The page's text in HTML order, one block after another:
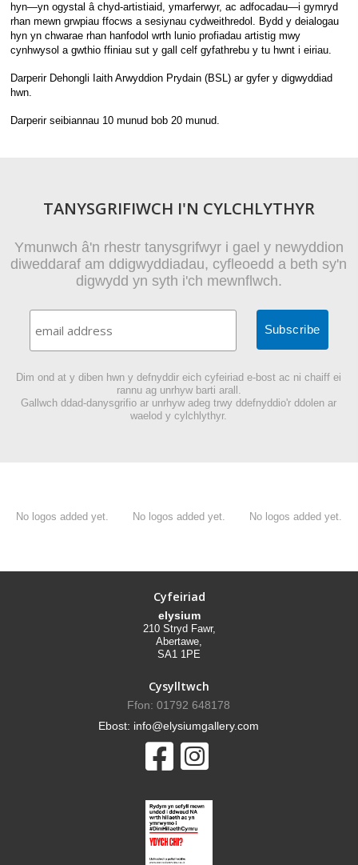
hyn—yn ogystal â chyd-artistiaid, ymarferwyr, ac adfocadau—i gymryd
rhan mewn grwpiau ffocws a sesiynau cydweithredol. Bydd y deialogau
hyn yn chwarae rhan hanfodol wrth lunio profiadau artistig mwy
cynhwysol a gwthio ffiniau sut y gall celf gyfathrebu y tu hwnt i eiriau.
Darperir Dehongli Iaith Arwyddion Prydain (BSL) ar gyfer y digwyddiad
hwn.
Darperir seibiannau 10 munud bob 20 munud.
TANYSGRIFIWCH I'N CYLCHLYTHYR
Ymunwch â'n rhestr tanysgrifwyr i gael y newyddion
diweddaraf am ddigwyddiadau, cyfleoedd a beth sy'n
digwydd yn syth i'ch mewnflwch.
Dim ond at y diben hwn y defnyddir eich cyfeiriad e-bost ac ni chaiff ei
rannu ag unrhyw barti arall.
Gallwch ddad-danysgrifio ar unrhyw adeg trwy ddefnyddio'r ddolen ar
waelod y cylchlythyr.
No logos added yet. No logos added yet. No logos added yet.
Cyfeiriad
elysium
210 Stryd Fawr,
Abertawe,
SA1 1PE
Cysylltwch
Ffon: 01792 648178
Ebost: info@elysiumgallery.com